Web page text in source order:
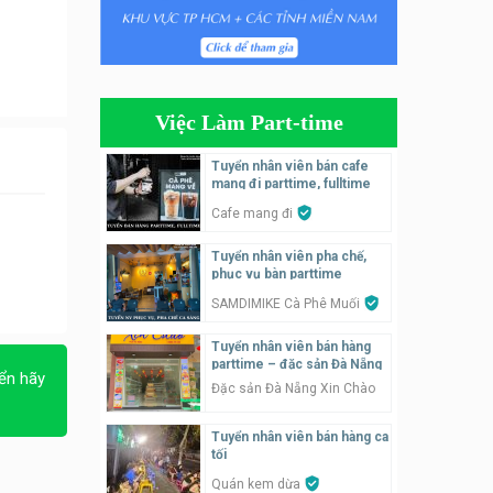
hãy
Tuyển nhân viên phụ quán ăn
– hỗ trợ ăn ở
parttime
GÀ GÔ FASTFOOD
parttime
Tuyển nhân viên pha chế
tiệm trà sữa
TRÀ SỮA THÁI LAN
Tuyển nhân viên tư vấn bán
hàng tiệm bánh ngọt
Tiệm bánh ngọt
Việc Làm Part-time
Tuyển nhân viên bán cafe
mang đi parttime, fulltime
Cafe mang đi
Tuyển nhân viên pha chế,
phục vụ bàn parttime
SAMDIMIKE Cà Phê Muối
Tuyển nhân viên bán hàng
parttime – đặc sản Đà Nẵng
Đặc sản Đà Nẵng Xin Chào
Tuyển nhân viên bán hàng ca
tối
Quán kem dừa